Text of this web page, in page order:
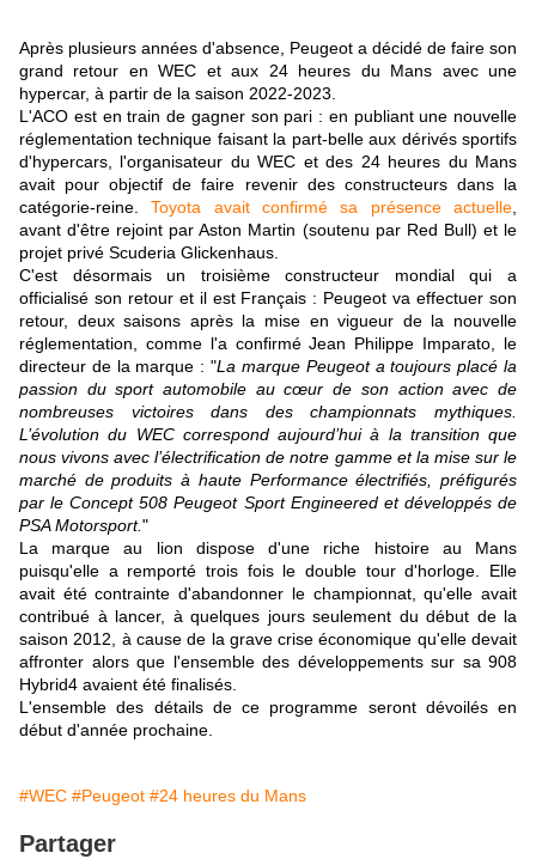
Après plusieurs années d'absence, Peugeot a décidé de faire son
grand retour en WEC et aux 24 heures du Mans avec une
hypercar, à partir de la saison 2022-2023.
L'ACO est en train de gagner son pari : en publiant une nouvelle
réglementation technique faisant la part-belle aux dérivés sportifs
d'hypercars, l'organisateur du WEC et des 24 heures du Mans
avait pour objectif de faire revenir des constructeurs dans la
catégorie-reine.Toyota avait confirmé sa présence actuelle
avant d'être rejoint par Aston Martin (soutenu par Red Bull) et le
projet privé Scuderia Glickenhaus.
C'est désormais un troisième constructeur mondial qui a
officialisé son retour et il est Français : Peugeot va effectuer son
retour, deux saisons après la mise en vigueur de la nouvelle
réglementation, comme l'a confirmé Jean Philippe Imparato, le
directeur de la marque : "La marque Peugeot a toujours placé la
passion du sport automobile au cœur de son action avec de
nombreuses victoires dans des championnats mythiques.
L’évolution du WEC correspond aujourd’hui à la transition que
nous vivons avec l’électrification de notre gamme et la mise sur le
marché de produits à haute Performance électrifiés, préfigurés
par le Concept 508 Peugeot Sport Engineered et développés de
PSA Motorsport."
La marque au lion dispose d'une riche histoire au Mans
puisqu'elle a remporté trois fois le double tour d'horloge. Elle
avait été contrainte d'abandonner le championnat, qu'elle avait
contribué à lancer, à quelques jours seulement du début de la
saison 2012, à cause de la grave crise économique qu'elle devait
affronter alors que l'ensemble des développements sur sa 908
Hybrid4 avaient été finalisés.
L'ensemble des détails de ce programme seront dévoilés en
début d'année prochaine.
#WEC #Peugeot #24 heures du Mans
Partager